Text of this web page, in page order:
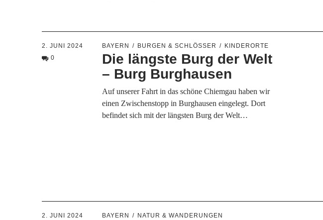
2. JUNI 2024
0
BAYERN BURGEN & SCHLÖSSER KINDERORTE
Die längste Burg der Welt
– Burg Burghausen
Auf unserer Fahrt in das schöne Chiemgau haben wir
einen Zwischenstopp in Burghausen eingelegt. Dort
befindet sich mit der längsten Burg der Welt…
2. JUNI 2024
BAYERN NATUR & WANDERUNGEN